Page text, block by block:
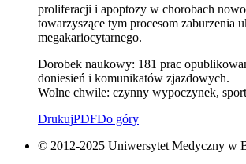
proliferacji i apoptozy w chorobach
towarzyszące tym procesom zaburzenia
megakariocytarnego.
Dorobek naukowy: 181 prac
doniesień i komunikatów zjazdowych.
Wolne chwile: czynny wypoczynek,
DrukujPDFDo góry
© 2012-2025 Uniwersytet Medyczny w